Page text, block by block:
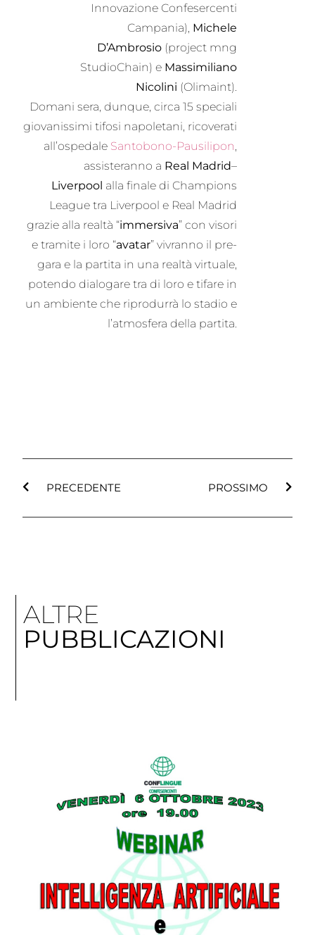
Innovazione Confesercenti
Campania), Michele
D’Ambrosio (project mng
StudioChain) e Massimiliano
Nicolini (Olimaint).
Domani sera, dunque, circa 15 speciali
giovanissimi tifosi napoletani, ricoverati
all’ospedale Santobono-Pausilipon
assisteranno a Real Madrid–
Liverpool alla finale di Champions
League tra Liverpool e Real Madrid
grazie alla realtà “immersiva” con visori
e tramite i loro “avatar” vivranno il pre-
gara e la partita in una realtà virtuale,
potendo dialogare tra di loro e tifare in
un ambiente che riprodurrà lo stadio e
l’atmosfera della partita.
PRECEDENTE PROSSIMO
ALTRE
PUBBLICAZIONI